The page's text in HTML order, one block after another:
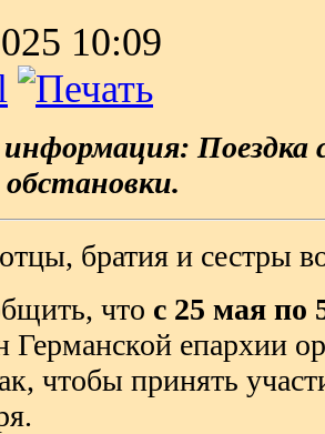
10:09
Поездка
братия и сестры
что с 25 мая по
Германской епархии
чтобы принять